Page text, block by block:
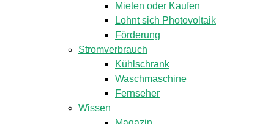
Mieten oder Kaufen
Lohnt sich Photovoltaik
Förderung
Stromverbrauch
Kühlschrank
Waschmaschine
Fernseher
Wissen